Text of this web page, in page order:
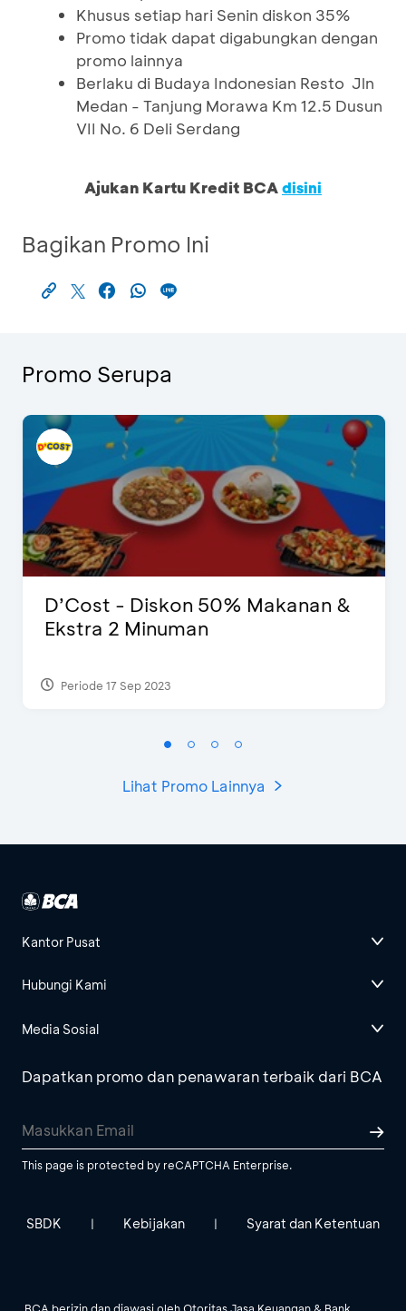
Khusus setiap hari Senin diskon 35%
Promo tidak dapat digabungkan dengan
promo lainnya
Berlaku di Budaya Indonesian Resto Jln
Medan - Tanjung Morawa Km 12.5 Dusun
VII No. 6 Deli Serdang
Ajukan Kartu Kredit BCAdisini
Bagikan Promo Ini
Promo Serupa
D’Cost - Diskon 50% Makanan &
Ekstra 2 Minuman
Periode 17 Sep 2023
Lihat Promo Lainnya
Kantor Pusat
Hubungi Kami
Media Sosial
Dapatkan promo dan penawaran terbaik dari BCA
This page is protected by reCAPTCHA Enterprise.
SBDK | Kebijakan | Syarat dan Ketentuan